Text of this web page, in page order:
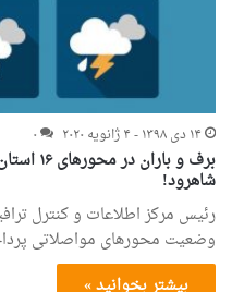
۱۴ دی ۱۳۹۸ - ۴ ژانویه ۲۰۲۰
۰
برف و
شاهرود!
رئیس مرکز اطلاعات و کنترل
وضعیت محورهای مواصلاتی
بیشتر بخوانید »